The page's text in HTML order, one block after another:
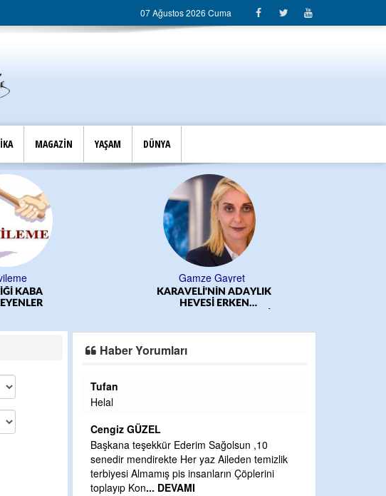
07 Ağustos 2026 Cuma
MAGAZİN YAŞAM DÜNYA
KABA
Gamze Gayret
KARAVELİ'NİN ADAYLIK
HEVESİ ERKEN
Haber Yorumları
Tufan
Helal
Cengiz GÜZEL
Başkana teşekkür Ederim Sağolsun ,10
senedir mendirekte Her yaz Aileden temizlik
terbiyesi Almamış pis insanların Çöplerini
toplayıp Kon... DEVAMI